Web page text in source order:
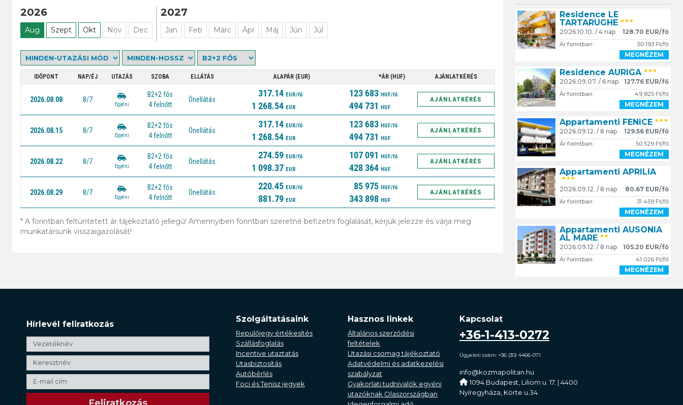
2026
Aug Szept Okt Nov Dec
2027
Jan Feb Márc Ápr Máj Jún Júl
IDŐPONT NAP/ÉJ UTAZÁS SZOBA ELLÁTÁS ALAPÁR (EUR) *ÁR (HUF) AJÁNLATKÉRÉS
2026.08.08 8/7
Egyéni
B2+2 fős
4 felnőtt
Önellátás
317.14 EUR/fő
1 268.54 EUR
123 683 HUF/fő
494 731 HUF
AJÁNLATKÉRÉS
2026.08.15 8/7
Egyéni
B2+2 fős
4 felnőtt
Önellátás
317.14 EUR/fő
1 268.54 EUR
123 683 HUF/fő
494 731 HUF
AJÁNLATKÉRÉS
2026.08.22 8/7
Egyéni
B2+2 fős
4 felnőtt
Önellátás
274.59 EUR/fő
1 098.37 EUR
107 091 HUF/fő
428 364 HUF
AJÁNLATKÉRÉS
2026.08.29 8/7
Egyéni
B2+2 fős
4 felnőtt
Önellátás
220.45 EUR/fő
881.79 EUR
85 975 HUF/fő
343 898 HUF
AJÁNLATKÉRÉS
* A forintban feltüntetett ár tájékoztató jellegű! Amennyiben forintban szeretné befizetni foglalását, kérjük jelezze és várja meg
munkatársunk visszaigazolását!
Residence LE
TARTARUGHE ***
2026.10.10. / 4 nap 128.70 EUR/fő
Ár forintban: 50 193 Ft/fő
MEGNÉZEM
Residence AURIGA ***
2026.09.07. / 6 nap 127.76 EUR/fő
Ár forintban: 49 825 Ft/fő
MEGNÉZEM
Appartamenti FENICE ***
2026.09.12. / 8 nap 129.56 EUR/fő
Ár forintban: 50 529 Ft/fő
MEGNÉZEM
Appartamenti APRILIA
***
2026.09.12. / 8 nap 80.67 EUR/fő
Ár forintban: 31 459 Ft/fő
MEGNÉZEM
Appartamenti AUSONIA
AL MARE **
2026.09.12. / 8 nap 105.20 EUR/fő
Ár forintban: 41 026 Ft/fő
MEGNÉZEM
Hírlevél feliratkozás
Szolgáltatásaink
Repülőjegy értékesítés
Szállásfoglalás
Incentive utaztatás
Utasbiztosítás
Autóbérlés
Foci és Tenisz jegyek
Hasznos linkek
Általános szerződési
feltételek
Utazási csomag tájékoztató
Adatvédelmi és adatkezelési
szabályzat
Gyakorlati tudnivalók egyéni
utazóknak Olaszországban
Kapcsolat
+36-1-413-0272
Ügyeleti szám: +36 (30) 4466-071
info@kozmapolitan.hu
1094 Budapest, Liliom u. 17. | 4400
Nyíregyháza, Körte u.34.